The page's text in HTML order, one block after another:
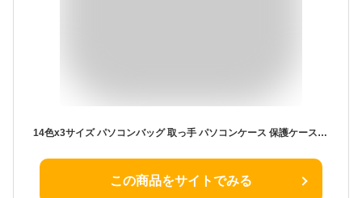
14色x3サイズ パソコンバッグ 取っ手 パソコンケース 保護ケース ノートパソコン スリーブケース タブレットケース pcバッグ インナーバッグ ランドセル 通学 リュック 小学生 こども PTA 小学校 学校支給 Cyberplugs
この商品をサイトでみる